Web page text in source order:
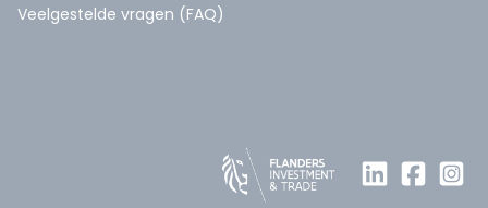
Veelgestelde vragen (FAQ)